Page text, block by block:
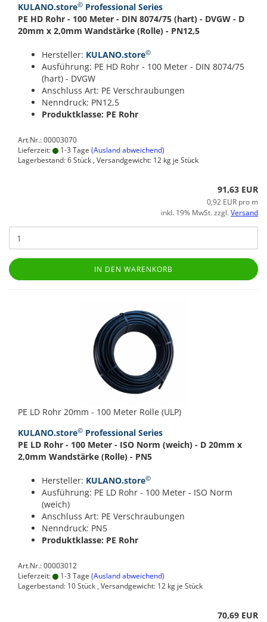
KULANO.store© Professional Series
PE HD Rohr - 100 Meter - DIN 8074/75 (hart) - DVGW - D
20mm x 2,0mm Wandstärke (Rolle) - PN12,5
Hersteller: KULANO.store©
Ausführung: PE HD Rohr - 100 Meter - DIN 8074/75
(hart) - DVGW
Anschluss Art: PE Verschraubungen
Nenndruck: PN12,5
Produktklasse: PE Rohr
Art.Nr.: 00003070
Lieferzeit:
1-3 Tage (Ausland abweichend)
Lagerbestand: 6 Stück , Versandgewicht: 12 kg je Stück
91,63 EUR
0,92 EUR pro m
inkl. 19% MwSt. zzgl.Versand
IN DEN WARENKORB
PE LD Rohr 20mm - 100 Meter Rolle (ULP)
KULANO.store© Professional Series
PE LD Rohr - 100 Meter - ISO Norm (weich) - D 20mm x
2,0mm Wandstärke (Rolle) - PN5
Hersteller: KULANO.store©
Ausführung: PE LD Rohr - 100 Meter - ISO Norm
(weich)
Anschluss Art: PE Verschraubungen
Nenndruck: PN5
Produktklasse: PE Rohr
Art.Nr.: 00003012
Lieferzeit:
1-3 Tage (Ausland abweichend)
Lagerbestand: 10 Stück , Versandgewicht: 12 kg je Stück
70,69 EUR